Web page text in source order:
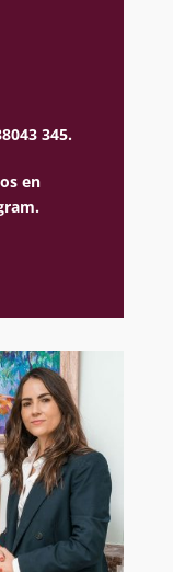
345.
en